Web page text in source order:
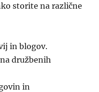
storite na različne
in blogov.
družbenih
in